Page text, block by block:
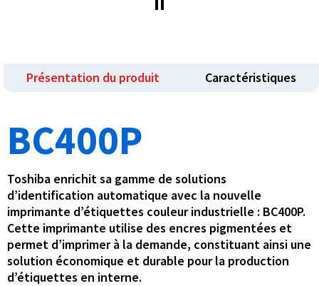
Présentation du produit Caractéristiques
BC400P
Toshiba enrichit sa gamme de solutions
d’identification automatique avec la nouvelle
imprimante d’étiquettes couleur industrielle : BC400P.
Cette imprimante utilise des encres pigmentées et
permet d’imprimer à la demande, constituant ainsi une
solution économique et durable pour la production
d’étiquettes en interne.